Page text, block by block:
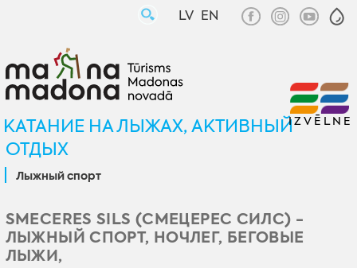
LV EN
KАТАНИЕ НА ЛЫЖАХ, AКТИВНЫЙ
ОТДЫХ
Лыжный спорт
IZVĒLNE
SMECERES SILS (СМЕЦЕРЕС СИЛС) -
ЛЫЖНЫЙ СПОРТ, НОЧЛЕГ, БЕГОВЫЕ
ЛЫЖИ,